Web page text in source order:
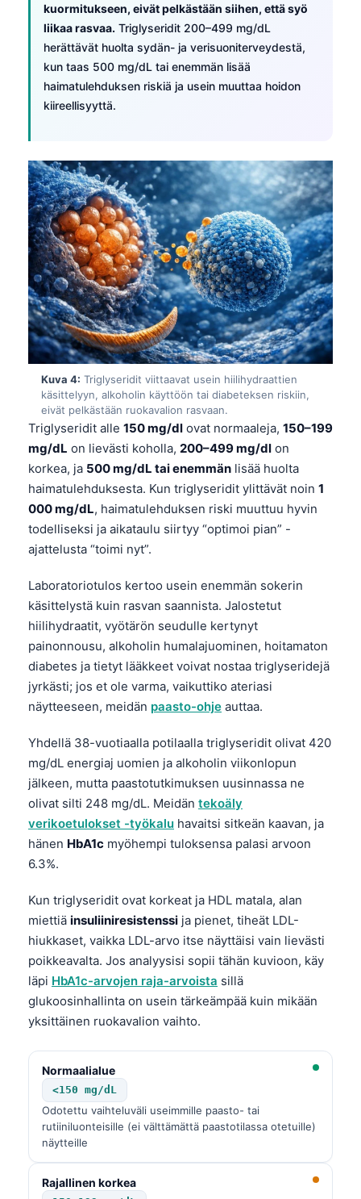
kuormitukseen, eivät pelkästään siihen, että syö
liikaa rasvaa. Triglyseridit 200–499 mg/dL
herättävät huolta sydän- ja verisuoniterveydestä,
kun taas 500 mg/dL tai enemmän lisää
haimatulehduksen riskiä ja usein muuttaa hoidon
kiireellisyyttä.
Kuva 4: Triglyseridit viittaavat usein hiilihydraattien
käsittelyyn, alkoholin käyttöön tai diabeteksen riskiin,
eivät pelkästään ruokavalion rasvaan.
Triglyseridit alle 150 mg/dl ovat normaaleja, 150–199
mg/dL on lievästi koholla, 200–499 mg/dl on
korkea, ja 500 mg/dL tai enemmän lisää huolta
haimatulehduksesta. Kun triglyseridit ylittävät noin 1
000 mg/dL, haimatulehduksen riski muuttuu hyvin
todelliseksi ja aikataulu siirtyy “optimoi pian” -
ajattelusta “toimi nyt”.
Laboratoriotulos kertoo usein enemmän sokerin
käsittelystä kuin rasvan saannista. Jalostetut
hiilihydraatit, vyötärön seudulle kertynyt
painonnousu, alkoholin humalajuominen, hoitamaton
diabetes ja tietyt lääkkeet voivat nostaa triglyseridejä
jyrkästi; jos et ole varma, vaikuttiko ateriasi
näytteeseen, meidän paasto-ohje auttaa.
Yhdellä 38-vuotiaalla potilaalla triglyseridit olivat 420
mg/dL energiaj uomien ja alkoholin viikonlopun
jälkeen, mutta paastotutkimuksen uusinnassa ne
olivat silti 248 mg/dL. Meidän tekoäly
verikoetulokset -työkalu havaitsi sitkeän kaavan, ja
hänen HbA1c myöhempi tuloksensa palasi arvoon
6.3%.
Kun triglyseridit ovat korkeat ja HDL matala, alan
miettiä insuliiniresistenssi ja pienet, tiheät LDL-
hiukkaset, vaikka LDL-arvo itse näyttäisi vain lievästi
poikkeavalta. Jos analyysisi sopii tähän kuvioon, käy
läpi HbA1c-arvojen raja-arvoista sillä
glukoosinhallinta on usein tärkeämpää kuin mikään
yksittäinen ruokavalion vaihto.
Normaalialue
<150 mg/dL
Odotettu vaihteluväli useimmille paasto- tai
rutiiniluonteisille (ei välttämättä paastotilassa otetuille)
näytteille
Rajallinen korkea